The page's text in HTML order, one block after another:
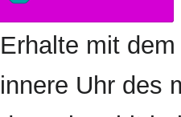
Erhalte mit
innere Uhr des